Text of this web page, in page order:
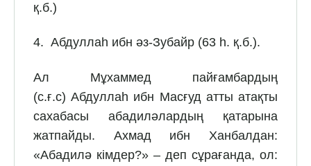
қ.б.)
4. Абдуллаһ ибн әз-Зубайр (63 һ. қ.б.).
Ал Мұхаммед пайғамбардың
(с.ғ.с) Абдуллаһ ибн Масғуд атты атақты
сахабасы абадиләлардың қатарына
жатпайды. Ахмад ибн Ханбалдан:
«Абадилә кімдер?» – деп сұрағанда, ол: